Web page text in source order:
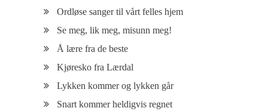
Ordløse sanger til vårt felles hjem
Se meg, lik meg, misunn meg!
Å lære fra de beste
Kjøresko fra Lærdal
Lykken kommer og lykken går
Snart kommer heldigvis regnet